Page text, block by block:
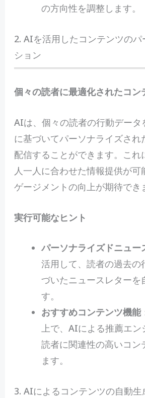
の方向性を調整します。
2. AIを活用したコンテンツの
ション
個々の読者に最適化されたコン
AIは、個々の読者の行動データ
に基づいてパーソナライズされ
配信することができます。これ
人一人に合わせた情報提供が可
ゲージメントの向上が期待でき
実行可能なヒント
パーソナライズドニュー
活用して、読者の過去の
づいたニュースレターを
す。
おすすめコンテンツ機能
上で、AIによる推薦エン
読者に関連性の高いコン
ます。
3. AIによるコンテンツの自動生